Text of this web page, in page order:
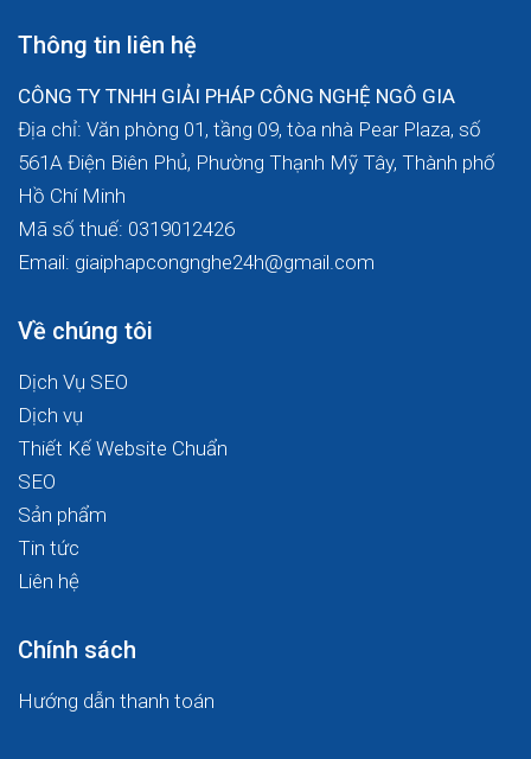
Thông tin liên hệ
CÔNG TY TNHH GIẢI PHÁP CÔNG NGHỆ NGÔ GIA
Địa chỉ: Văn phòng 01, tầng 09, tòa nhà Pear Plaza, số
561A Điện Biên Phủ, Phường Thạnh Mỹ Tây, Thành phố
Hồ Chí Minh
Mã số thuế: 0319012426
Email: giaiphapcongnghe24h@gmail.com
Về chúng tôi
Dịch Vụ SEO
Dịch vụ
Thiết Kế Website Chuẩn
SEO
Sản phẩm
Tin tức
Liên hệ
Chính sách
Hướng dẫn thanh toán